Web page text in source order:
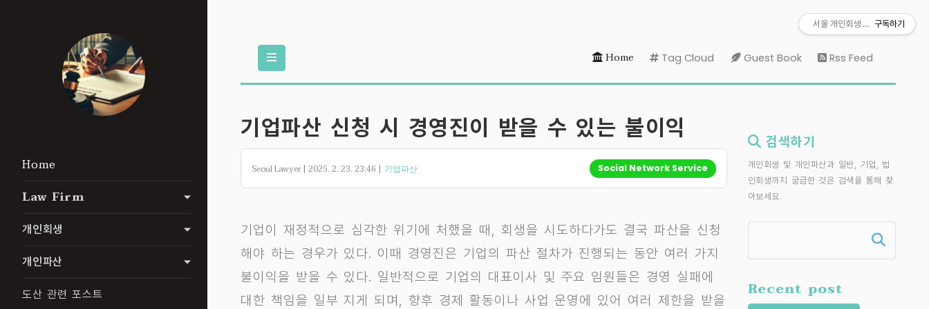
Home
Law Firm
개인회생
개인파산
도산 관련 포스트
Toggle Menu
Home Tag Cloud Guest Book Rss Feed
기업파산 신청 시 경영진이 받을 수 있는 불이익
Seoul Lawyer | 2025. 2. 23. 23:46 | 기업파산 Social Network Service
기업이 재정적으로 심각한 위기에 처했을 때, 회생을 시도하다가도 결국 파산을 신청
해야 하는 경우가 있다. 이때 경영진은 기업의 파산 절차가 진행되는 동안 여러 가지
불이익을 받을 수 있다. 일반적으로 기업의 대표이사 및 주요 임원들은 경영 실패에
대한 책임을 일부 지게 되며, 향후 경제 활동이나 사업 운영에 있어 여러 제한을 받을
검색하기
개인회생 및 개인파산과 일반, 기업, 법
인회생까지 궁금한 것은 검색을 통해 찾
아보세요.
Recent post
티스토리툴바 서울 개인회생 변호사구독하기